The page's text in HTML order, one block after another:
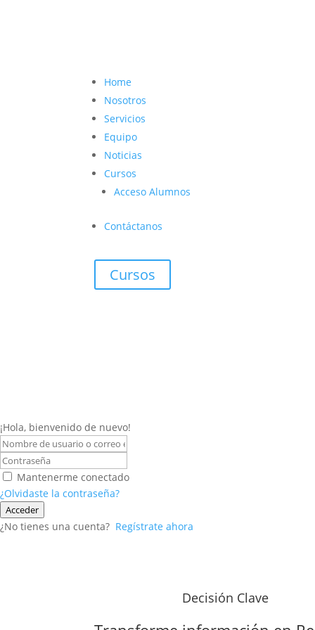
Home
Nosotros
Servicios
Equipo
Noticias
Cursos
Acceso Alumnos
Contáctanos
Cursos
¡Hola, bienvenido de nuevo!
Mantenerme conectado
¿Olvidaste la contraseña?
Acceder
¿No tienes una cuenta? Regístrate ahora
Decisión Clave